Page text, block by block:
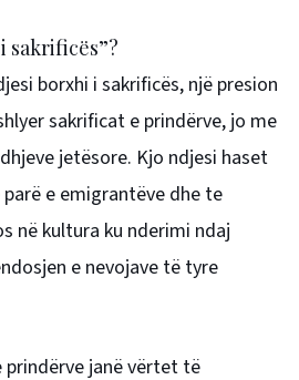
sakrificës”?
borxhi i sakrificës, një presion
sakrificat e prindërve, jo me
jetësore. Kjo ndjesi haset
e emigrantëve dhe te
në kultura ku nderimi ndaj
e nevojave të tyre
janë vërtet të